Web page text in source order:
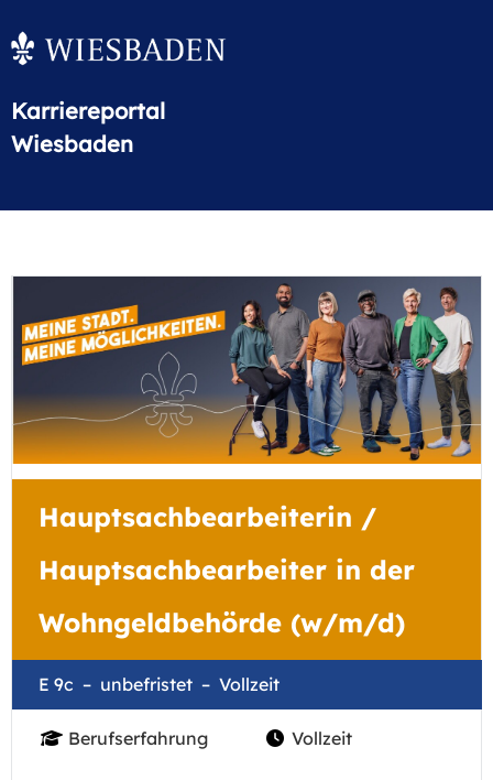
Karriereportal
Wiesbaden
Hauptsachbearbeiterin /
Hauptsachbearbeiter in der
Wohngeldbehörde (w/m/d)
E 9c unbefristet Vollzeit
Berufserfahrung Vollzeit